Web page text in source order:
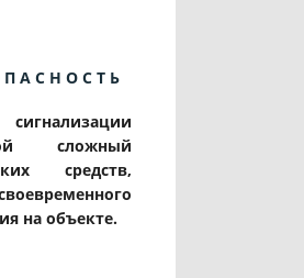
сложный
средств,
на объекте.